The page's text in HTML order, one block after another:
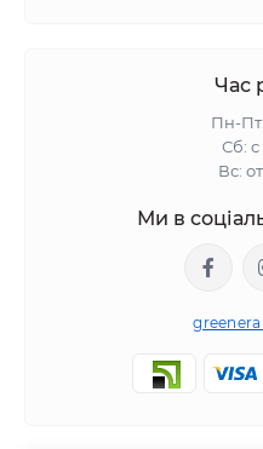
Час
Пн-Пт:
Сб: с
Вс:
Ми в